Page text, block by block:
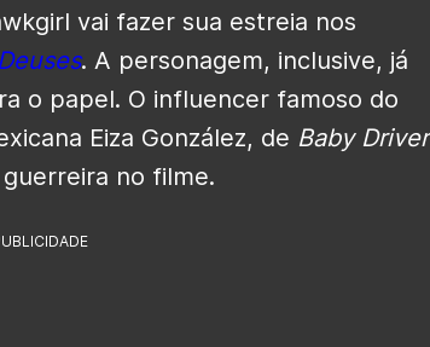
vai fazer sua estreia nos
. A personagem, inclusive, já
o papel. O influencer famoso do
Eiza González, de Baby Driver
no filme.